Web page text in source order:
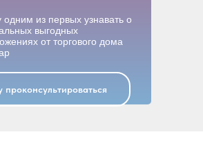
одним из первых узнавать о
выгодных
от торгового дома
проконсультироваться